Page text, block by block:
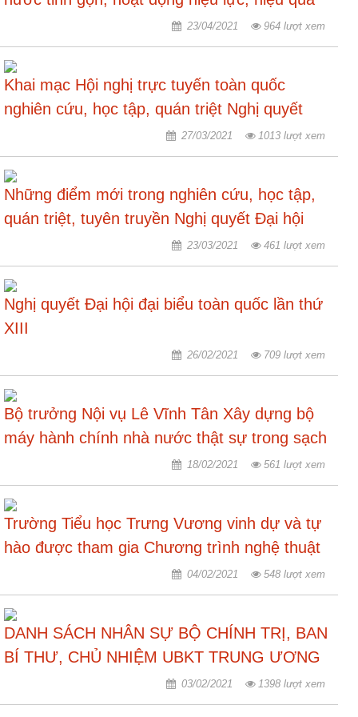
tác
đào
tạo
Các
tài
Tiếp
tin
Tìm
kiếm
nhập
theo tinh thần Nghị quyết Đại hội XIII của
Đảng
23/04/2021 964 lượt xem
Khai mạc Hội nghị trực tuyến toàn quốc
nghiên cứu, học tập, quán triệt Nghị quyết
Đại hội lần thứ XIII của Đảng27/03/2021 1013 lượt xem
Những điểm mới trong nghiên cứu, học tập,
quán triệt, tuyên truyền Nghị quyết Đại hội
23/03/2021 461 lượt xem
Nghị quyết Đại hội đại biểu toàn quốc lần thứ
XIII
26/02/2021 709 lượt xem
Bộ trưởng Nội vụ Lê Vĩnh Tân Xây dựng bộ
máy hành chính nhà nước thật sự trong sạch
18/02/2021 561 lượt xem
Trường Tiểu học Trưng Vương vinh dự và tự
hào được tham gia Chương trình nghệ thuật
đặc biệt Đảng cho ta mùa xuân
04/02/2021 548 lượt xem
DANH SÁCH NHÂN SỰ BỘ CHÍNH TRỊ, BAN
BÍ THƯ, CHỦ NHIỆM UBKT TRUNG ƯƠNG
03/02/2021 1398 lượt xem